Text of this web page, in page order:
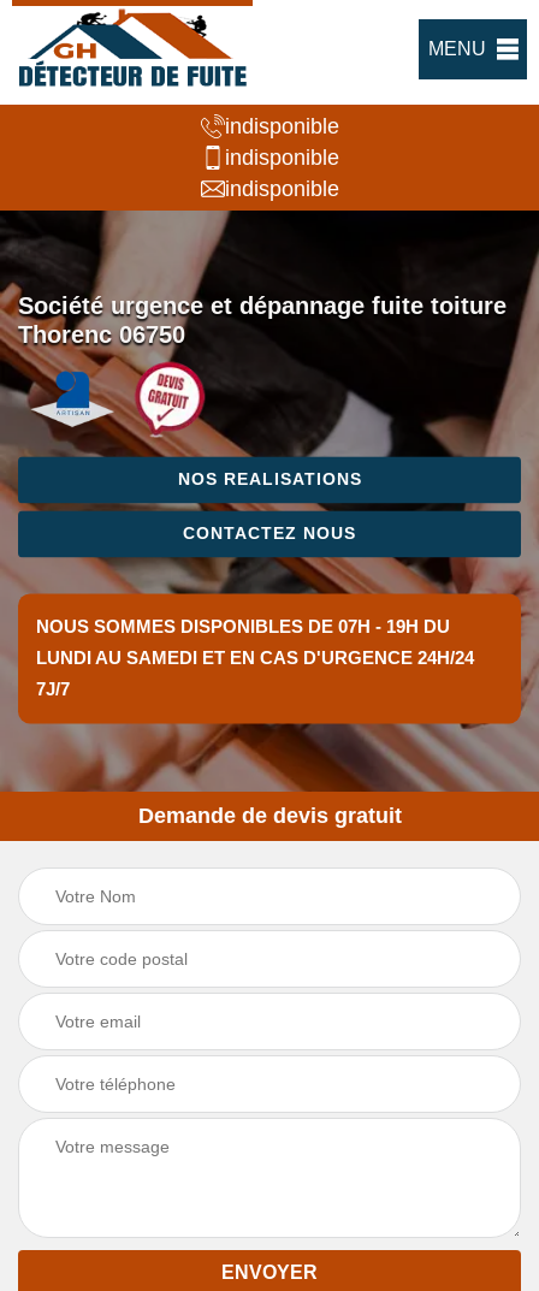
MENU
indisponible
indisponible
indisponible
Société urgence et dépannage fuite toiture
Thorenc 06750
NOS REALISATIONS
CONTACTEZ NOUS
NOUS SOMMES DISPONIBLES DE 07H - 19H DU
LUNDI AU SAMEDI ET EN CAS D'URGENCE 24H/24
7J/7
Demande de devis gratuit